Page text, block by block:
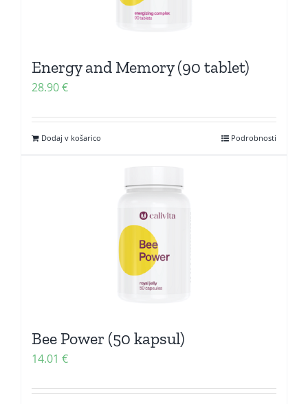
Energy and Memory (90 tablet)
28.90€
Dodaj v košarico Podrobnosti
Bee Power (50 kapsul)
14.01 €